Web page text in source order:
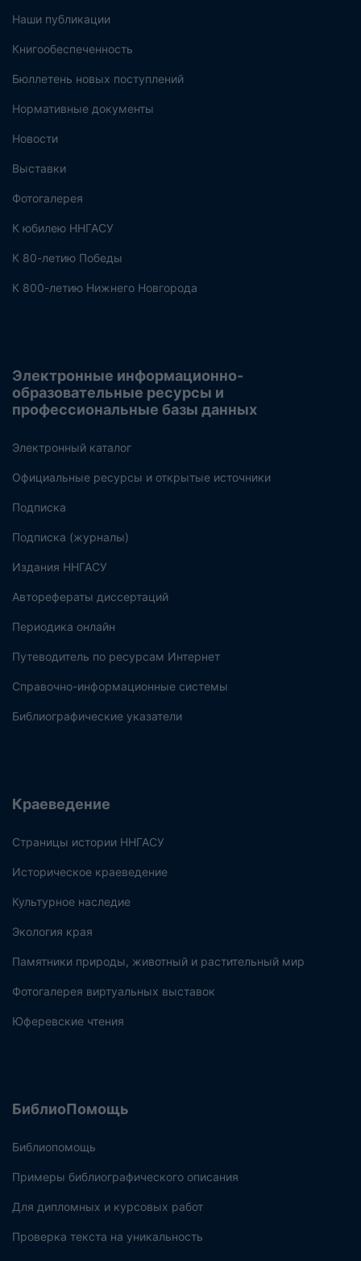
Наши публикации
Книгообеспеченность
Бюллетень новых поступлений
Нормативные документы
Новости
Выставки
Фотогалерея
К юбилею ННГАСУ
К 80-летию Победы
К 800-летию Нижнего Новгорода
Электронные информационно-
образовательные ресурсы и
профессиональные базы данных
Электронный каталог
Официальные ресурсы и открытые источники
Подписка
Подписка (журналы)
Издания ННГАСУ
Авторефераты диссертаций
Периодика онлайн
Путеводитель по ресурсам Интернет
Справочно-информационные системы
Библиографические указатели
Краеведение
Страницы истории ННГАСУ
Историческое краеведение
Культурное наследие
Экология края
Памятники природы, животный и растительный мир
Фотогалерея виртуальных выставок
Юферевские чтения
БиблиоПомощь
Библиопомощь
Примеры библиографического описания
Для дипломных и курсовых работ
Проверка текста на уникальность